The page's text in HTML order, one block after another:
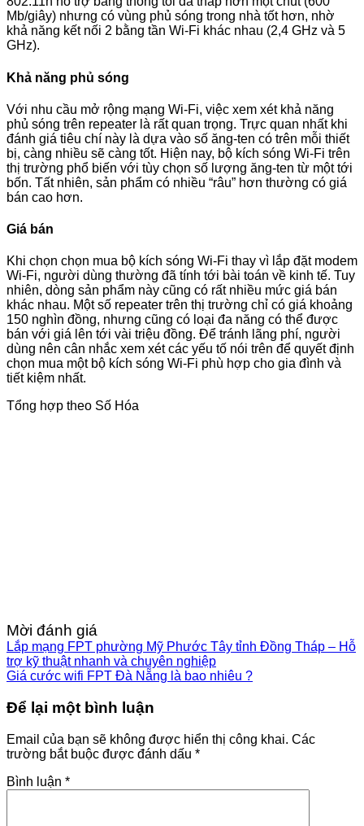
Mb/giây) nhưng có vùng phủ sóng trong nhà tốt hơn, nhờ
khả năng kết nối 2 bằng tần Wi-Fi khác nhau (2,4 GHz và 5
GHz).
Khả năng phủ sóng
Với nhu cầu mở rộng mạng Wi-Fi, việc xem xét khả năng
phủ sóng trên repeater là rất quan trọng. Trực quan nhất khi
đánh giá tiêu chí này là dựa vào số ăng-ten có trên mỗi thiết
bị, càng nhiều sẽ càng tốt. Hiện nay, bộ kích sóng Wi-Fi trên
thị trường phổ biến với tùy chọn số lượng ăng-ten từ một tới
bốn. Tất nhiên, sản phẩm có nhiều “râu” hơn thường có giá
bán cao hơn.
Giá bán
Khi chọn chọn mua bộ kích sóng Wi-Fi thay vì lắp đặt modem
Wi-Fi, người dùng thường đã tính tới bài toán về kinh tế. Tuy
nhiên, dòng sản phẩm này cũng có rất nhiều mức giá bán
khác nhau. Một số repeater trên thị trường chỉ có giá khoảng
150 nghìn đồng, nhưng cũng có loại đa năng có thể được
bán với giá lên tới vài triệu đồng. Để tránh lãng phí, người
dùng nên cân nhắc xem xét các yếu tố nói trên để quyết định
chọn mua một bộ kích sóng Wi-Fi phù hợp cho gia đình và
tiết kiệm nhất.
Tổng hợp theo Số Hóa
Mời đánh giá
Lắp mạng FPT phường Mỹ Phước Tây tỉnh Đồng Tháp – Hỗ
trợ kỹ thuật nhanh và chuyên nghiệp
Giá cước wifi FPT Đà Nẵng là bao nhiêu ?
Để lại một bình luận
Email của bạn sẽ không được hiển thị công khai. Các
trường bắt buộc được đánh dấu *
Bình luận *